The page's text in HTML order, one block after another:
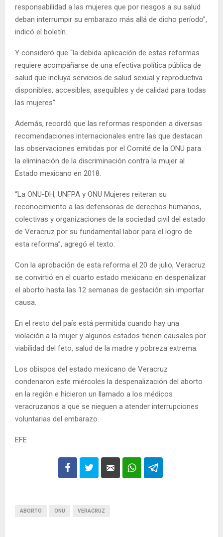
responsabilidad a las mujeres que por riesgos a su salud
deban interrumpir su embarazo más allá de dicho período”,
indicó el boletín.
Y consideró que “la debida aplicación de estas reformas
requiere acompañarse de una efectiva política pública de
salud que incluya servicios de salud sexual y reproductiva
disponibles, accesibles, asequibles y de calidad para todas
las mujeres”.
Además, recordó que las reformas responden a diversas
recomendaciones internacionales entre las que destacan
las observaciones emitidas por el Comité de la ONU para
la eliminación de la discriminación contra la mujer al
Estado mexicano en 2018.
“La ONU-DH, UNFPA y ONU Mujeres reiteran su
reconocimiento a las defensoras de derechos humanos,
colectivas y organizaciones de la sociedad civil del estado
de Veracruz por su fundamental labor para el logro de
esta reforma”, agregó el texto.
Con la aprobación de esta reforma el 20 de julio, Veracruz
se convirtió en el cuarto estado mexicano en despenalizar
el aborto hasta las 12 semanas de gestación sin importar
causa.
En el resto del país está permitida cuando hay una
violación a la mujer y algunos estados tienen causales por
viabilidad del feto, salud de la madre y pobreza extrema.
Los obispos del estado mexicano de Veracruz
condenaron este miércoles la despenalización del aborto
en la región e hicieron un llamado a los médicos
veracruzanos a que se nieguen a atender interrupciones
voluntarias del embarazo.
EFE
ABORTO ONU VERACRUZ